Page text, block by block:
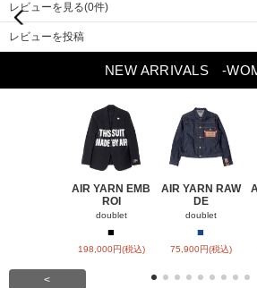
Previou
s
レビューを見る(0件)
レビューを投稿
NEW ARRIVALS -
AIR YARN EMB
ROI
doublet
■
198,000円(税込)
AIR YARN RAW
DE
doublet
■
75,900円(税込)
<